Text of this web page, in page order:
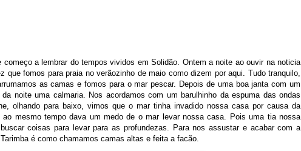
a lembrar do tempos vividos em Solidão. Ontem a noite ao ouvir na noticia
fomos para praia no verãozinho de maio como dizem por aqui. Tudo tranquilo,
as camas e fomos para o mar pescar. Depois de uma boa janta com um
noite uma calmaria. Nos acordamos com um barulhinho da espuma das ondas
olhando para baixo, vimos que o mar tinha invadido nossa casa por causa da
mesmo tempo dava um medo de o mar levar nossa casa. Pois uma tia nossa
coisas para levar para as profundezas. Para nos assustar e acabar com a
é como chamamos camas altas e feita a facão.